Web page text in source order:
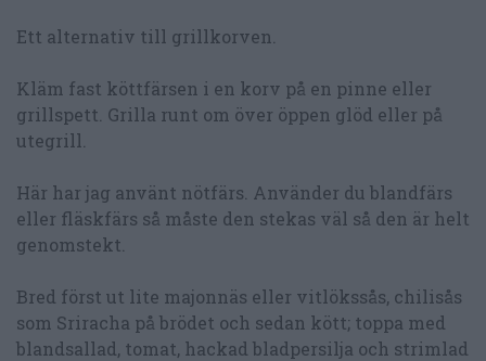
Ett alternativ till grillkorven.
Kläm fast köttfärsen i en korv på en pinne eller
grillspett. Grilla runt om över öppen glöd eller på
utegrill.
Här har jag använt nötfärs. Använder du blandfärs
eller fläskfärs så måste den stekas väl så den är helt
genomstekt.
Bred först ut lite majonnäs eller vitlökssås, chilisås
som Sriracha på brödet och sedan kött; toppa med
blandsallad, tomat, hackad bladpersilja och strimlad